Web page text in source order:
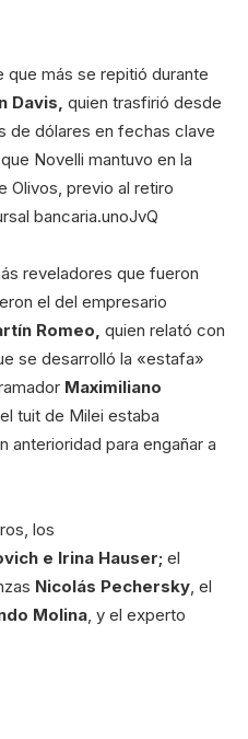
que más se repitió durante
Davis, quien trasfirió desde
de dólares en fechas clave
Novelli mantuvo en la
Olivos, previo al retiro
bancaria.unoJvQ
reveladores que fueron
el del empresario
Romeo, quien relató con
se desarrolló la «estafa»
Maximiliano
tuit de Milei estaba
anterioridad para engañar a
los
e Irina Hauser; el
Nicolás Pechersky, el
Molina, y el experto